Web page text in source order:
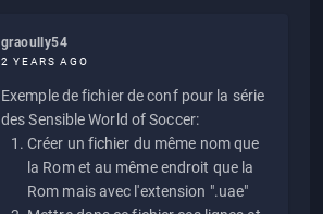
graoully54
2 YEARS AGO
Exemple de fichier de conf pour la série
des Sensible World of Soccer:
Créer un fichier du même nom que
la Rom et au même endroit que la
Rom mais avec l'extension ".uae"